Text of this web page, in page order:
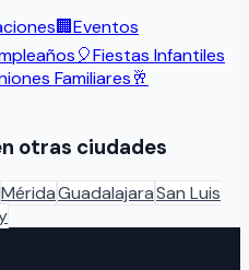
🏢Eventos
🎈Fiestas Infantiles
Familiares🥂
otras ciudades
MéridaGuadalajaraSan Luis